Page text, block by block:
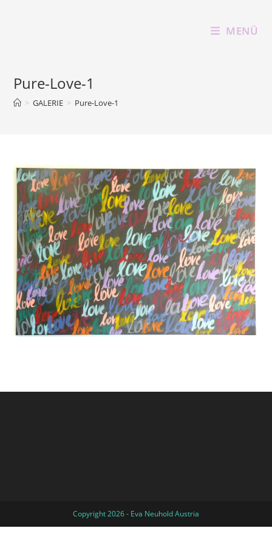
MENÜ
Pure-Love-1
> GALERIE > Pure-Love-1
Copyright 2026 - Eva Neuhold Austria